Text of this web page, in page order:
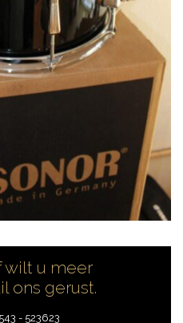
wilt u meer
ons gerust.
- 523623